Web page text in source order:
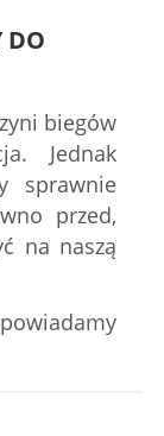
DO
biegów
Jednak
sprawnie
przed,
na naszą